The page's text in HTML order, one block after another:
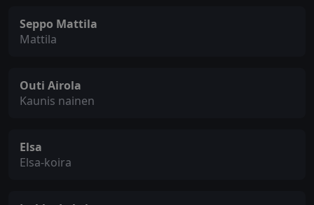
Seppo Mattila
Mattila
Outi Airola
Kaunis nainen
Elsa
Elsa-koira